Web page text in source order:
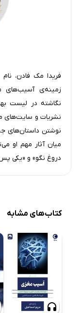
فریدا مک فادن،
زمینه‌ی آسیب‌های
نگاشته در لیست‌
نشریات و سایت‌های
نوشتن داستان‌های
میان آثار مهم او
دروغ نگو» و «یکی پس
کتاب‌های مشابه